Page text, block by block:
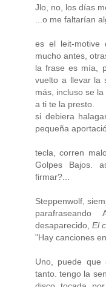
Jlo, no, los días
...o me faltarían
es el leit-motive
mucho antes,
la frase es mía,
vuelto a llevar la
más, incluso se
a ti te la presto.
si debiera
pequeña
tecla, corren
Golpes Bajos.
firmar?...
Steppenwolf,
desaparecido, El
"Hay canciones
Uno, puede
tanto. tengo la